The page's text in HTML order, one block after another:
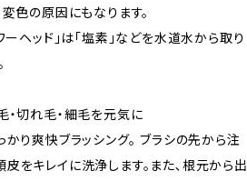
色の原因にもなります。
ヘッド｣は｢塩素｣などを水道水から取り
・切れ毛・細毛を元気に
かり爽快ブラッシング。 ブラシの先から注
をキレイに洗浄します。また､根元から出